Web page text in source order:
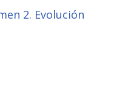
2. Evolución